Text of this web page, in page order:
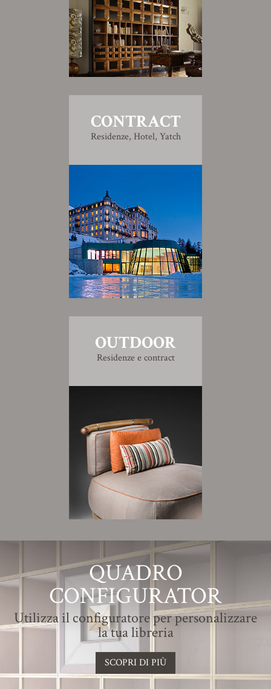
CONTRACT
Residenze, Hotel, Yatch
OUTDOOR
Residenze e contract
QUADRO
CONFIGURATOR
Utilizza il configuratore per personalizzare
la tua libreria
SCOPRI DI PIÙ